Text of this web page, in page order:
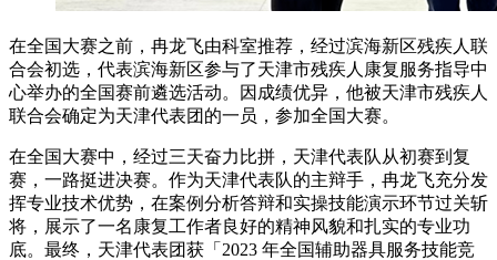
在全国大赛之前，冉龙飞由科室推荐，经过滨海新区残疾人联
合会初选，代表滨海新区参与了天津市残疾人康复服务指导中
心举办的全国赛前遴选活动。因成绩优异，他被天津市残疾人
联合会确定为天津代表团的一员，参加全国大赛。
在全国大赛中，经过三天奋力比拼，天津代表队从初赛到复
赛，一路挺进决赛。作为天津代表队的主辩手，冉龙飞充分发
挥专业技术优势，在案例分析答辩和实操技能演示环节过关斩
将，展示了一名康复工作者良好的精神风貌和扎实的专业功
底。最终，天津代表团获「2023 年全国辅助器具服务技能竞